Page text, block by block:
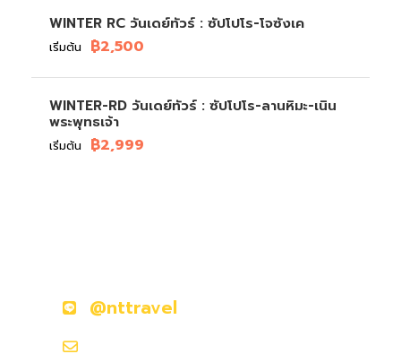
WINTER RC วันเดย์ทัวร์ : ซัปโปโร-โจซังเค
เริ่มต้น ฿2,500
WINTER-RD วันเดย์ทัวร์ : ซัปโปโร-ลานหิมะ-เนิน
พระพุทธเจ้า
เริ่มต้น ฿2,999
@nttravel